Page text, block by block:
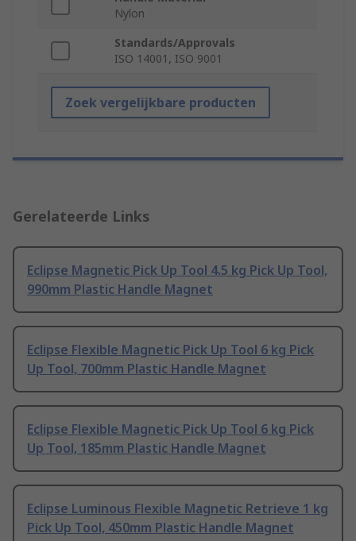
Nylon
Standards/Approvals
ISO 14001, ISO 9001
Zoek vergelijkbare producten
Gerelateerde Links
Eclipse Magnetic Pick Up Tool 4.5 kg Pick Up Tool,
990mm Plastic Handle Magnet
Eclipse Flexible Magnetic Pick Up Tool 6 kg Pick
Up Tool, 700mm Plastic Handle Magnet
Eclipse Flexible Magnetic Pick Up Tool 6 kg Pick
Up Tool, 185mm Plastic Handle Magnet
Eclipse Luminous Flexible Magnetic Retrieve 1 kg
Pick Up Tool, 450mm Plastic Handle Magnet